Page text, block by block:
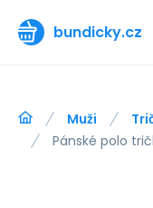
bundicky.cz
Muži
Pánské polo